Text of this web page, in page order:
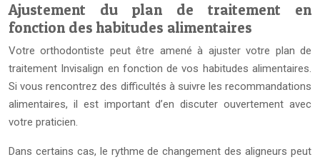
Ajustement du plan de traitement en
fonction des habitudes alimentaires
Votre orthodontiste peut être amené à ajuster votre plan de
traitement Invisalign en fonction de vos habitudes alimentaires.
Si vous rencontrez des difficultés à suivre les recommandations
alimentaires, il est important d’en discuter ouvertement avec
votre praticien.
Dans certains cas, le rythme de changement des aligneurs peut